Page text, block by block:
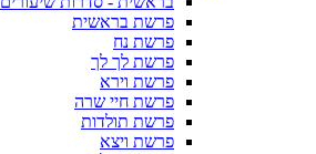
פרשת בראשית
פרשת נח
פרשת לך לך
פרשת וירא
פרשת חיי שרה
פרשת תולדות
פרשת ויצא